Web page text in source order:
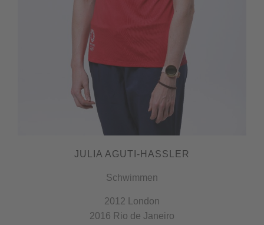
JULIA AGUTI-HASSLER
Schwimmen
2012 London
2016 Rio de Janeiro